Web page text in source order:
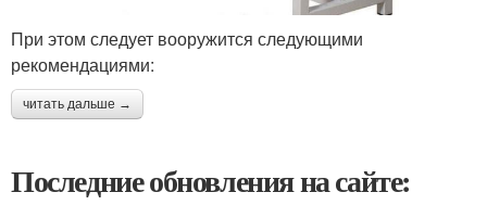
При этом следует вооружится следующими
рекомендациями:
читать дальше →
Последние обновления на сайте: